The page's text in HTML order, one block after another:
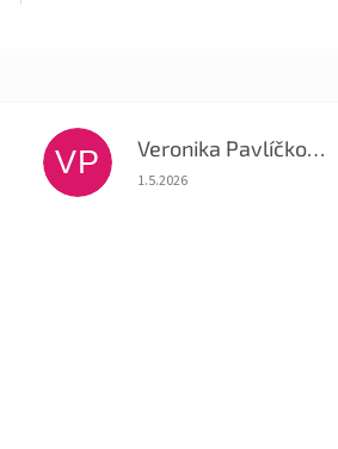
VP Veronika Pavlíčková
Hodnocení obchodu je 5 z
1.5.2026